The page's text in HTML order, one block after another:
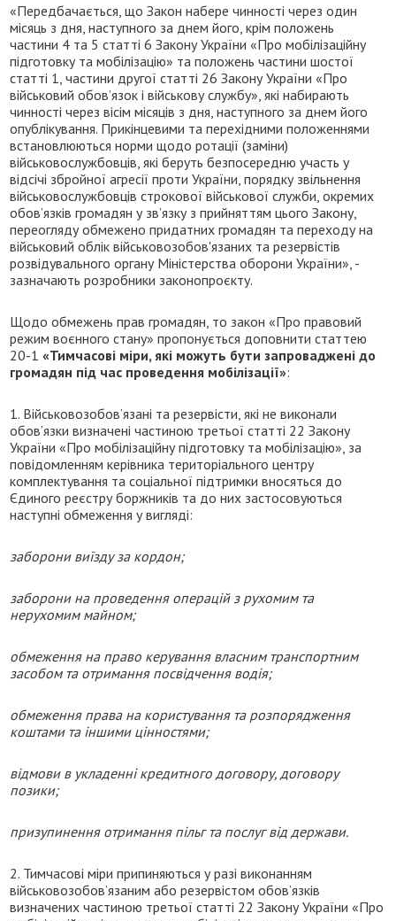
«Передбачається, що Закон набере чинності через один
місяць з дня, наступного за днем його, крім положень
частини 4 та 5 статті 6 Закону України «Про мобілізаційну
підготовку та мобілізацію» та положень частини шостої
статті 1, частини другої статті 26 Закону України «Про
військовий обов’язок і військову службу», які набирають
чинності через вісім місяців з дня, наступного за днем його
опублікування. Прикінцевими та перехідними положеннями
встановлюються норми щодо ротації (заміни)
військовослужбовців, які беруть безпосередню участь у
відсічі збройної агресії проти України, порядку звільнення
військовослужбовців строкової військової служби, окремих
обов’язків громадян у зв’язку з прийняттям цього Закону,
переогляду обмежено придатних громадян та переходу на
військовий облік військовозобов'язаних та резервістів
розвідувального органу Міністерства оборони України», -
зазначають розробники законопроєкту.
Щодо обмежень прав громадян, то закон «Про правовий
режим воєнного стану» пропонується доповнити статтею
20-1«Тимчасові міри, які можуть бути запроваджені до
громадян під час проведення мобілізації»:
1. Військовозобов’язані та резервісти, які не виконали
обов’язки визначені частиною третьої статті 22 Закону
України «Про мобілізаційну підготовку та мобілізацію», за
повідомленням керівника територіального центру
комплектування та соціальної підтримки вносяться до
Єдиного реєстру боржників та до них застосовуються
наступні обмеження у вигляді:
заборони виїзду за кордон;
заборони на проведення операцій з рухомим та
нерухомим майном;
обмеження на право керування власним транспортним
засобом та отримання посвідчення водія;
обмеження права на користування та розпорядження
коштами та іншими цінностями;
відмови в укладенні кредитного договору, договору
позики;
призупинення отримання пільг та послуг від держави.
2. Тимчасові міри припиняються у разі виконанням
військовозобов’язаним або резервістом обов’язків
визначених частиною третьої статті 22 Закону України «Про